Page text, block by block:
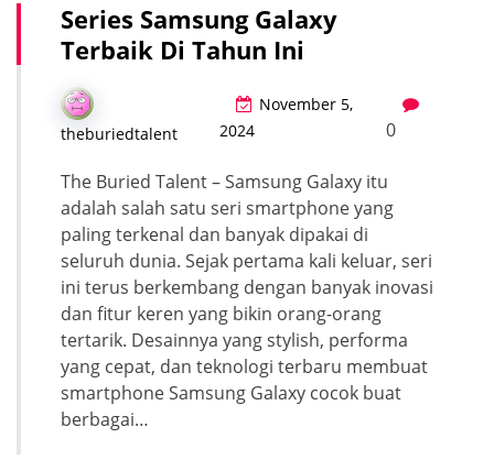
Series Samsung Galaxy
Terbaik Di Tahun Ini
theburiedtalent
November 5,
2024
0
The Buried Talent – Samsung Galaxy itu
adalah salah satu seri smartphone yang
paling terkenal dan banyak dipakai di
seluruh dunia. Sejak pertama kali keluar, seri
ini terus berkembang dengan banyak inovasi
dan fitur keren yang bikin orang-orang
tertarik. Desainnya yang stylish, performa
yang cepat, dan teknologi terbaru membuat
smartphone Samsung Galaxy cocok buat
berbagai…